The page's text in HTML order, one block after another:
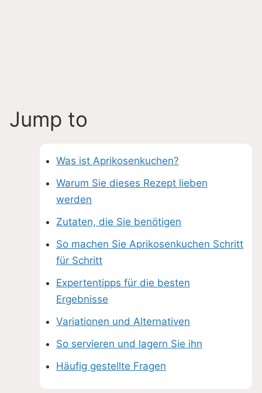
Jump to
Was ist Aprikosenkuchen?
Warum Sie dieses Rezept lieben
werden
Zutaten, die Sie benötigen
So machen Sie Aprikosenkuchen Schritt
für Schritt
Expertentipps für die besten
Ergebnisse
Variationen und Alternativen
So servieren und lagern Sie ihn
Häufig gestellte Fragen